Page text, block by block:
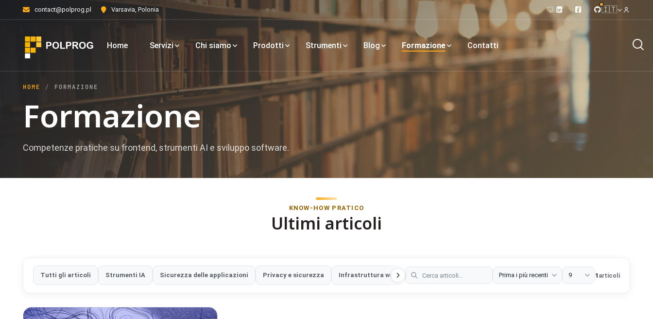
contact@polprog.pl Varsavia, Polonia 🇮🇹
Home Servizi Chi siamo Prodotti Strumenti Blog Formazione Contatti
Formazione
Competenze pratiche su frontend, strumenti AI e sviluppo software.
HOME FORMAZIONE
KNOW-HOW PRATICO
Ultimi articoli
Tutti gli articoli Strumenti IA Sicurezza delle applicazioni Privacy e sicurezza Infrastruttura web Sicurezza Strategia web Estensioni del browser
1 articoli